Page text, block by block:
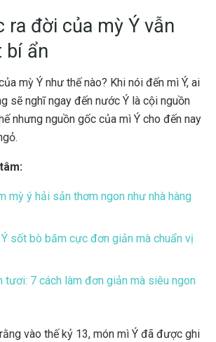
ra đời của mỳ Ý vẫn
bí ẩn
mỳ Ý như thế nào? Khi nói đến mì Ý, ai
sẽ nghĩ ngay đến nước Ý là cội nguồn
nhưng nguồn gốc của mì Ý cho đến nay
mỳ ý hải sản thơm ngon như nhà hàng
sốt bò băm cực đơn giản mà chuẩn vị
tươi: 7 cách làm đơn giản mà siêu ngon
vào thế kỷ 13, món mì Ý đã được ghi